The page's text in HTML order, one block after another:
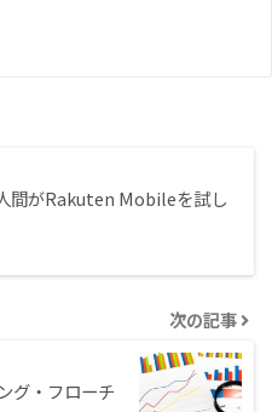
間がRakuten Mobileを試し
次の記事
グ・フローチ